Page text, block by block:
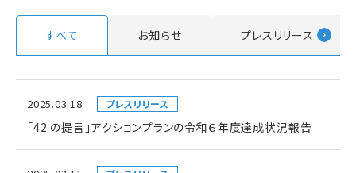
すべて お知らせ プレスリリース
2025.03.18 プレスリリース
「42 の提言」アクションプランの令和６年度達成状況報告